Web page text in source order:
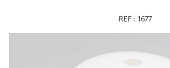
REF : 1677